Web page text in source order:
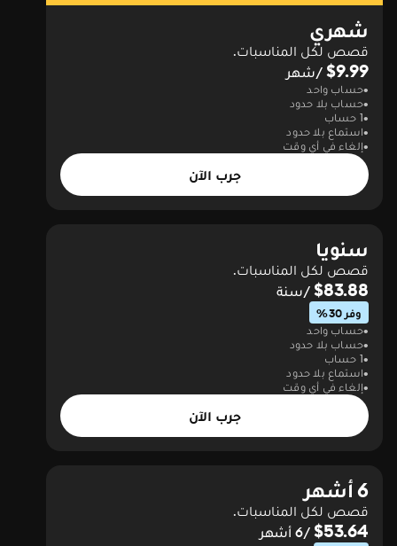
شهري
قصص لكل المناسبات.
$9.99 /شهر
حساب واحد
حساب بلا حدود
1 حساب
استماع بلا حدود
إلغاء في أي وقت
جرب الآن
سنويا
قصص لكل المناسبات.
$83.88 /سنة
وفر 30%
حساب واحد
حساب بلا حدود
1 حساب
استماع بلا حدود
إلغاء في أي وقت
جرب الآن
6 أشهر
قصص لكل المناسبات.
$53.64 /6 أشهر